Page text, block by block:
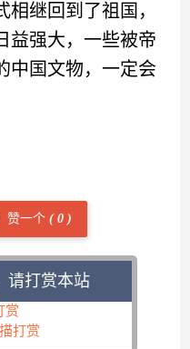
继回到了祖国，
益强大，一些被帝
中国文物，一定会
赞一个 (0 )
请打赏本站
赏